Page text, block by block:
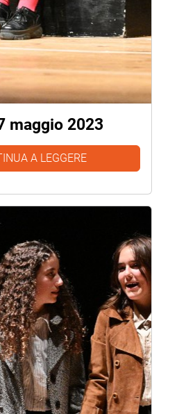
maggio 2023
A LEGGERE